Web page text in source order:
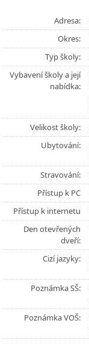
Adresa:
Okres:
Typ školy:
Vybavení školy a její
nabídka:
Velikost školy:
Ubytování:
Stravování:
Přístup k PC
Přístup k internetu
Den otevřených
dveří:
Cizí jazyky:
Poznámka SŠ:
Poznámka VOŠ: